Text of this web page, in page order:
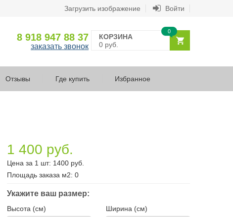
Загрузить изображение Войти
8 918 947 88 37
заказать звонок
КОРЗИНА
0 руб.
0
Отзывы Где купить Избранное
1 400 руб.
Цена за 1 шт: 1400 руб.
Площадь заказа м2: 0
Укажите ваш размер:
Высота (см) Ширина (см)